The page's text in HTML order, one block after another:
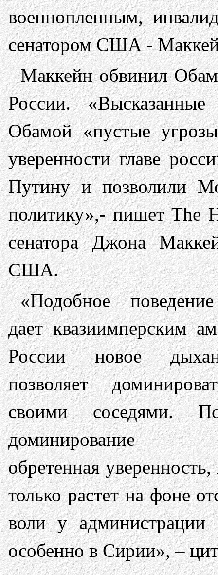
военнопленным,
сенатором США -
Маккейн обвинил
России.
Обамой «пустые
уверенности главе
Путину и позволили
политику»,- пишет The
сенатора Джона
США.
«Подобное
дает квазиимперским
России новое
позволяет
своими соседями.
доминирование –
обретенная уверенность,
только растет на фоне
воли у администрации
особенно в Сирии», –